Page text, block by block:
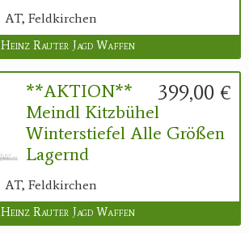
AT, Feldkirchen
Heinz Rauter Jagd Waffen
399,00 €
**AKTION**
Meindl Kitzbühel
Winterstiefel Alle Größen
Lagernd
AT, Feldkirchen
Heinz Rauter Jagd Waffen